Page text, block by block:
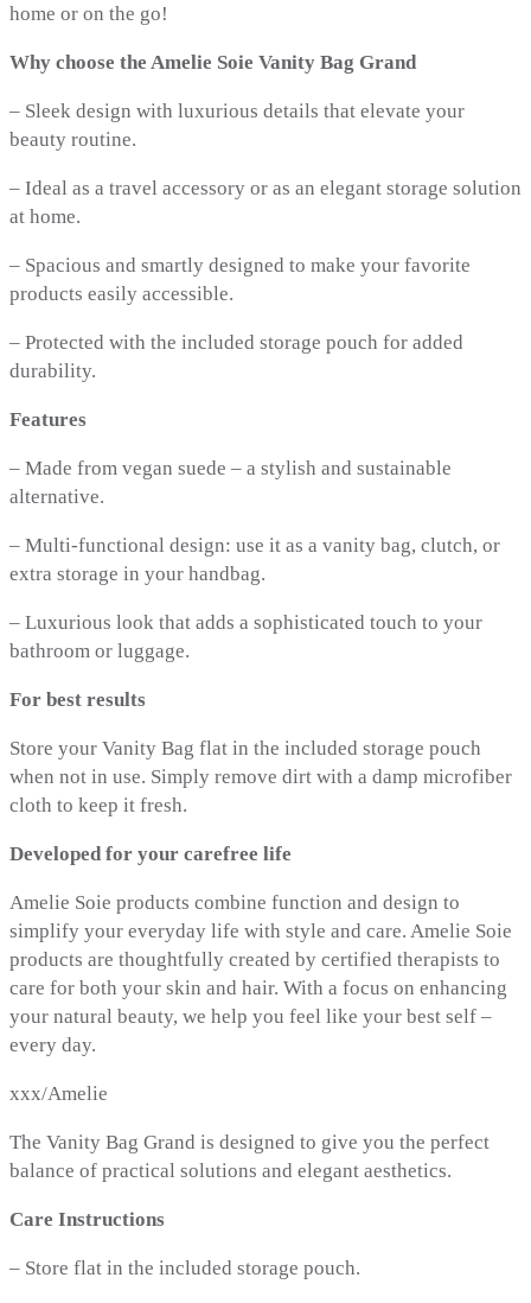
home or on the go!
Why choose the Amelie Soie Vanity Bag Grand
– Sleek design with luxurious details that elevate your
beauty routine.
– Ideal as a travel accessory or as an elegant storage solution
at home.
– Spacious and smartly designed to make your favorite
products easily accessible.
– Protected with the included storage pouch for added
durability.
Features
– Made from vegan suede – a stylish and sustainable
alternative.
– Multi-functional design: use it as a vanity bag, clutch, or
extra storage in your handbag.
– Luxurious look that adds a sophisticated touch to your
bathroom or luggage.
For best results
Store your Vanity Bag flat in the included storage pouch
when not in use. Simply remove dirt with a damp microfiber
cloth to keep it fresh.
Developed for your carefree life
Amelie Soie products combine function and design to
simplify your everyday life with style and care. Amelie Soie
products are thoughtfully created by certified therapists to
care for both your skin and hair. With a focus on enhancing
your natural beauty, we help you feel like your best self –
every day.
xxx/Amelie
The Vanity Bag Grand is designed to give you the perfect
balance of practical solutions and elegant aesthetics.
Care Instructions
– Store flat in the included storage pouch.